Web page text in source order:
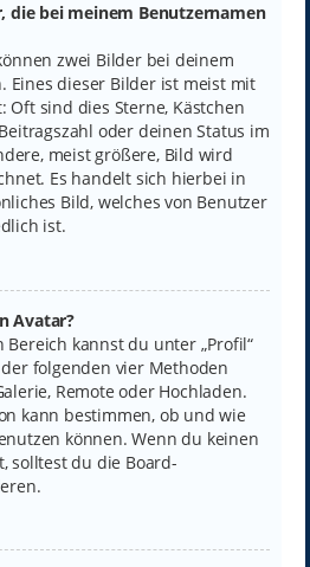
die bei meinem Benutzernamen
zwei Bilder bei deinem
Eines dieser Bilder ist meist mit
Oft sind dies Sterne, Kästchen
oder deinen Status im
meist größere, Bild wird
Es handelt sich hierbei in
Bild, welches von Benutzer
ist.
Avatar?
kannst du unter „Profil“
folgenden vier Methoden
Remote oder Hochladen.
kann bestimmen, ob und wie
können. Wenn du keinen
solltest du die Board-